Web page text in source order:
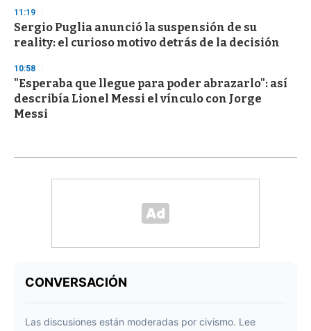
11:19
Sergio Puglia anunció la suspensión de su
reality: el curioso motivo detrás de la decisión
10:58
"Esperaba que llegue para poder abrazarlo": así
describía Lionel Messi el vínculo con Jorge
Messi